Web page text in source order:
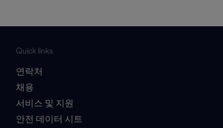
Quick links
연락처
채용
서비스 및 지원
안전 데이터 시트